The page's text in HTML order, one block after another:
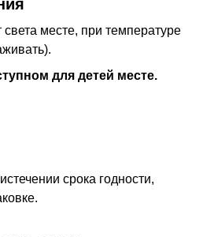
месте, при температуре
для детей месте.
срока годности,